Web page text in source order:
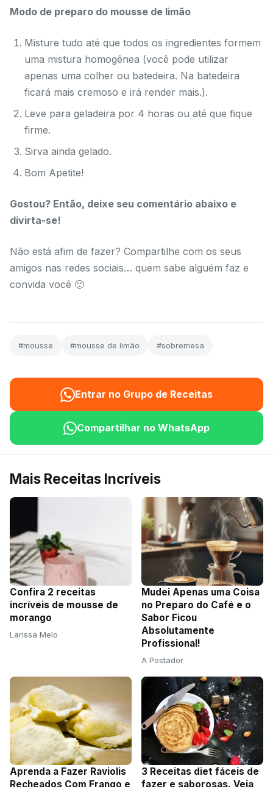
Modo de preparo do mousse de limão
Misture tudo até que todos os ingredientes formem
uma mistura homogênea (você pode utilizar
apenas uma colher ou batedeira. Na batedeira
ficará mais cremoso e irá render mais.).
Leve para geladeira por 4 horas ou até que fique
firme.
Sirva ainda gelado.
Bom Apetite!
Gostou? Então, deixe seu comentário abaixo e
divirta-se!
Não está afim de fazer? Compartilhe com os seus
amigos nas redes sociais… quem sabe alguém faz e
convida você 🙂
#mousse #mousse de limão #sobremesa
Entrar no Grupo de Receitas
Compartilhar no WhatsApp
Mais Receitas Incríveis
Confira 2 receitas
incríveis de mousse de
morango
Larissa Melo
Mudei Apenas uma Coisa
no Preparo do Café e o
Sabor Ficou
Absolutamente
Profissional!
A Postador
Aprenda a Fazer Raviolis
Recheados Com Frango e
3 Receitas diet fáceis de
fazer e saborosas. Veja